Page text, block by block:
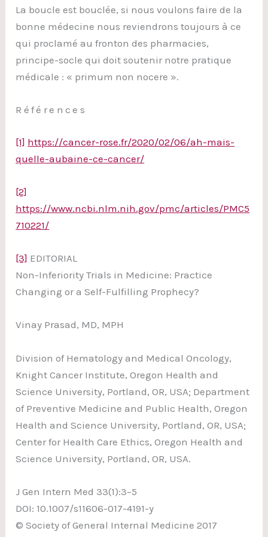
La boucle est bouclée, si nous voulons faire de la
bonne médecine nous reviendrons toujours à ce
qui proclamé au fronton des pharmacies,
principe-socle qui doit soutenir notre pratique
médicale : « primum non nocere ».
Références
[1] https://cancer-rose.fr/2020/02/06/ah-mais-
quelle-aubaine-ce-cancer/
[2]
https://www.ncbi.nlm.nih.gov/pmc/articles/PMC5
710221/
[3] EDITORIAL
Non-Inferiority Trials in Medicine: Practice
Changing or a Self-Fulfilling Prophecy?
Vinay Prasad, MD, MPH
Division of Hematology and Medical Oncology,
Knight Cancer Institute, Oregon Health and
Science University, Portland, OR, USA; Department
of Preventive Medicine and Public Health, Oregon
Health and Science University, Portland, OR, USA;
Center for Health Care Ethics, Oregon Health and
Science University, Portland, OR, USA.
J Gen Intern Med 33(1):3–5
DOI: 10.1007/s11606-017-4191-y
© Society of General Internal Medicine 2017